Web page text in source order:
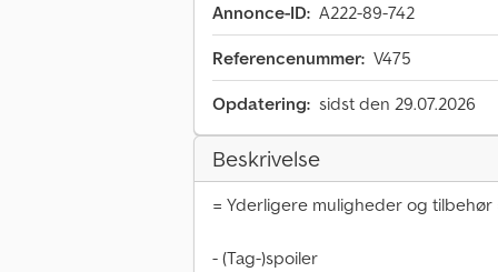
Annonce-ID: A222-89-742
Referencenummer: V475
Opdatering: sidst den 29.07.2026
Beskrivelse
= Yderligere muligheder og tilbehør
- (Tag-)spoiler